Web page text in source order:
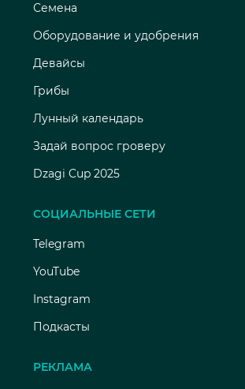
Семена
Оборудование и удобрения
Девайсы
Грибы
Лунный календарь
Задай вопрос гроверу
Dzagi Cup 2025
СОЦИАЛЬНЫЕ СЕТИ
Telegram
YouTube
Instagram
Подкасты
РЕКЛАМА